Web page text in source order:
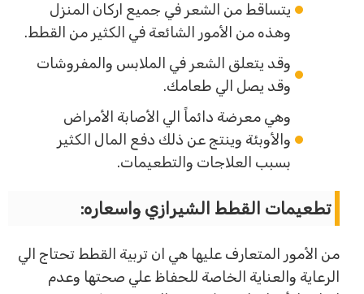
يتساقط من الشعر في جميع اركان المنزل
وهذه من الأمور الشائعة في الكثير من القطط.
وقد يتعلق الشعر في الملابس والمفروشات
وقد يصل الي طعامك.
وهي معرضة دائماً الي الأصابة الأمراض
والأوبئة وينتج عن ذلك دفع المال الكثير
بسبب العلاجات والتطعيمات.
تطعيمات القطط الشيرازي واسعاره:
من الأمور المتعارف عليها هي ان تربية القطط تحتاج الي
الرعاية والعناية الخاصة للحفاظ علي صحتها وعدم